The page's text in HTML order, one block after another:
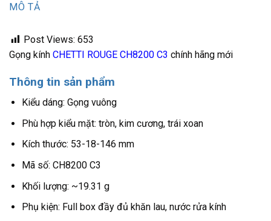
MÔ TẢ
Post Views: 653
Gọng kính CHETTI ROUGE CH8200 C3 chính hãng mới
Thông tin sản phẩm
Kiểu dáng: Gọng vuông
Phù hợp kiểu mặt: tròn, kim cương, trái xoan
Kích thước: 53-18-146 mm
Mã số: CH8200 C3
Khối lượng: ~19.31 g
Phụ kiện: Full box đầy đủ khăn lau, nước rửa kính